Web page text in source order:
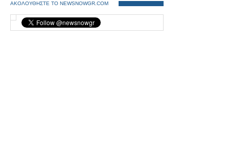
ΑΚΟΛΟΥΘΗΣΤΕ ΤΟ NEWSNOWGR.COM